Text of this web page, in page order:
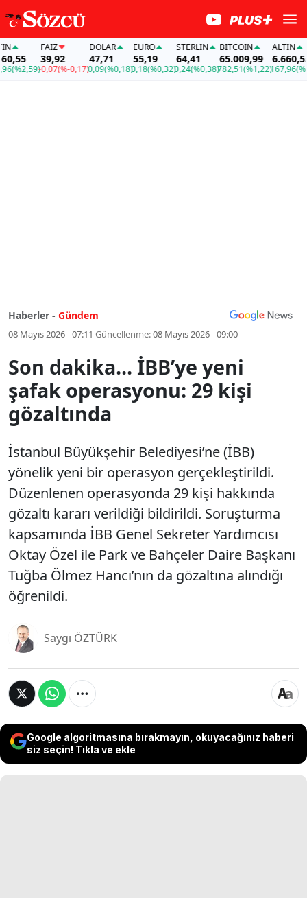
FAİZ
39,92
-0,07(%-0,17)
DOLAR
47,71
0,09(%0,18)
EURO
55,19
0,18(%0,32)
STERLIN
64,41
0,24(%0,38)
BITCOIN
65.009,99
782,51(%1,22)
ALTIN
6.660,55
167,96
Haberler - Gündem
08 Mayıs 2026 - 07:11 Güncellenme:08 Mayıs 2026 - 09:00
Son dakika... İBB’ye yeni
şafak operasyonu: 29 kişi
gözaltında
İstanbul Büyükşehir Belediyesi’ne (İBB)
yönelik yeni bir operasyon gerçekleştirildi.
Düzenlenen operasyonda 29 kişi hakkında
gözaltı kararı verildiği bildirildi. Soruşturma
kapsamında İBB Genel Sekreter Yardımcısı
Oktay Özel ile Park ve Bahçeler Daire Başkanı
Tuğba Ölmez Hancı’nın da gözaltına alındığı
öğrenildi.
Saygı ÖZTÜRK
Google algoritmasına bırakmayın, okuyacağınız haberi
siz seçin! Tıkla ve ekle